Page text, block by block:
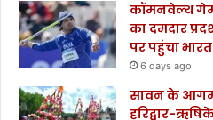
कॉमनवेल्थ
का दमदार
पर पहुंचा
6 days ago
सावन के
हरिद्वार-